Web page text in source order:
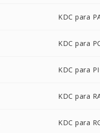
KDC para
KDC para
KDC para
KDC para
KDC para